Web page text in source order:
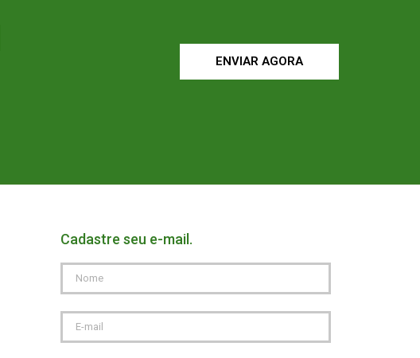
ENVIAR AGORA
Cadastre seu e-mail.